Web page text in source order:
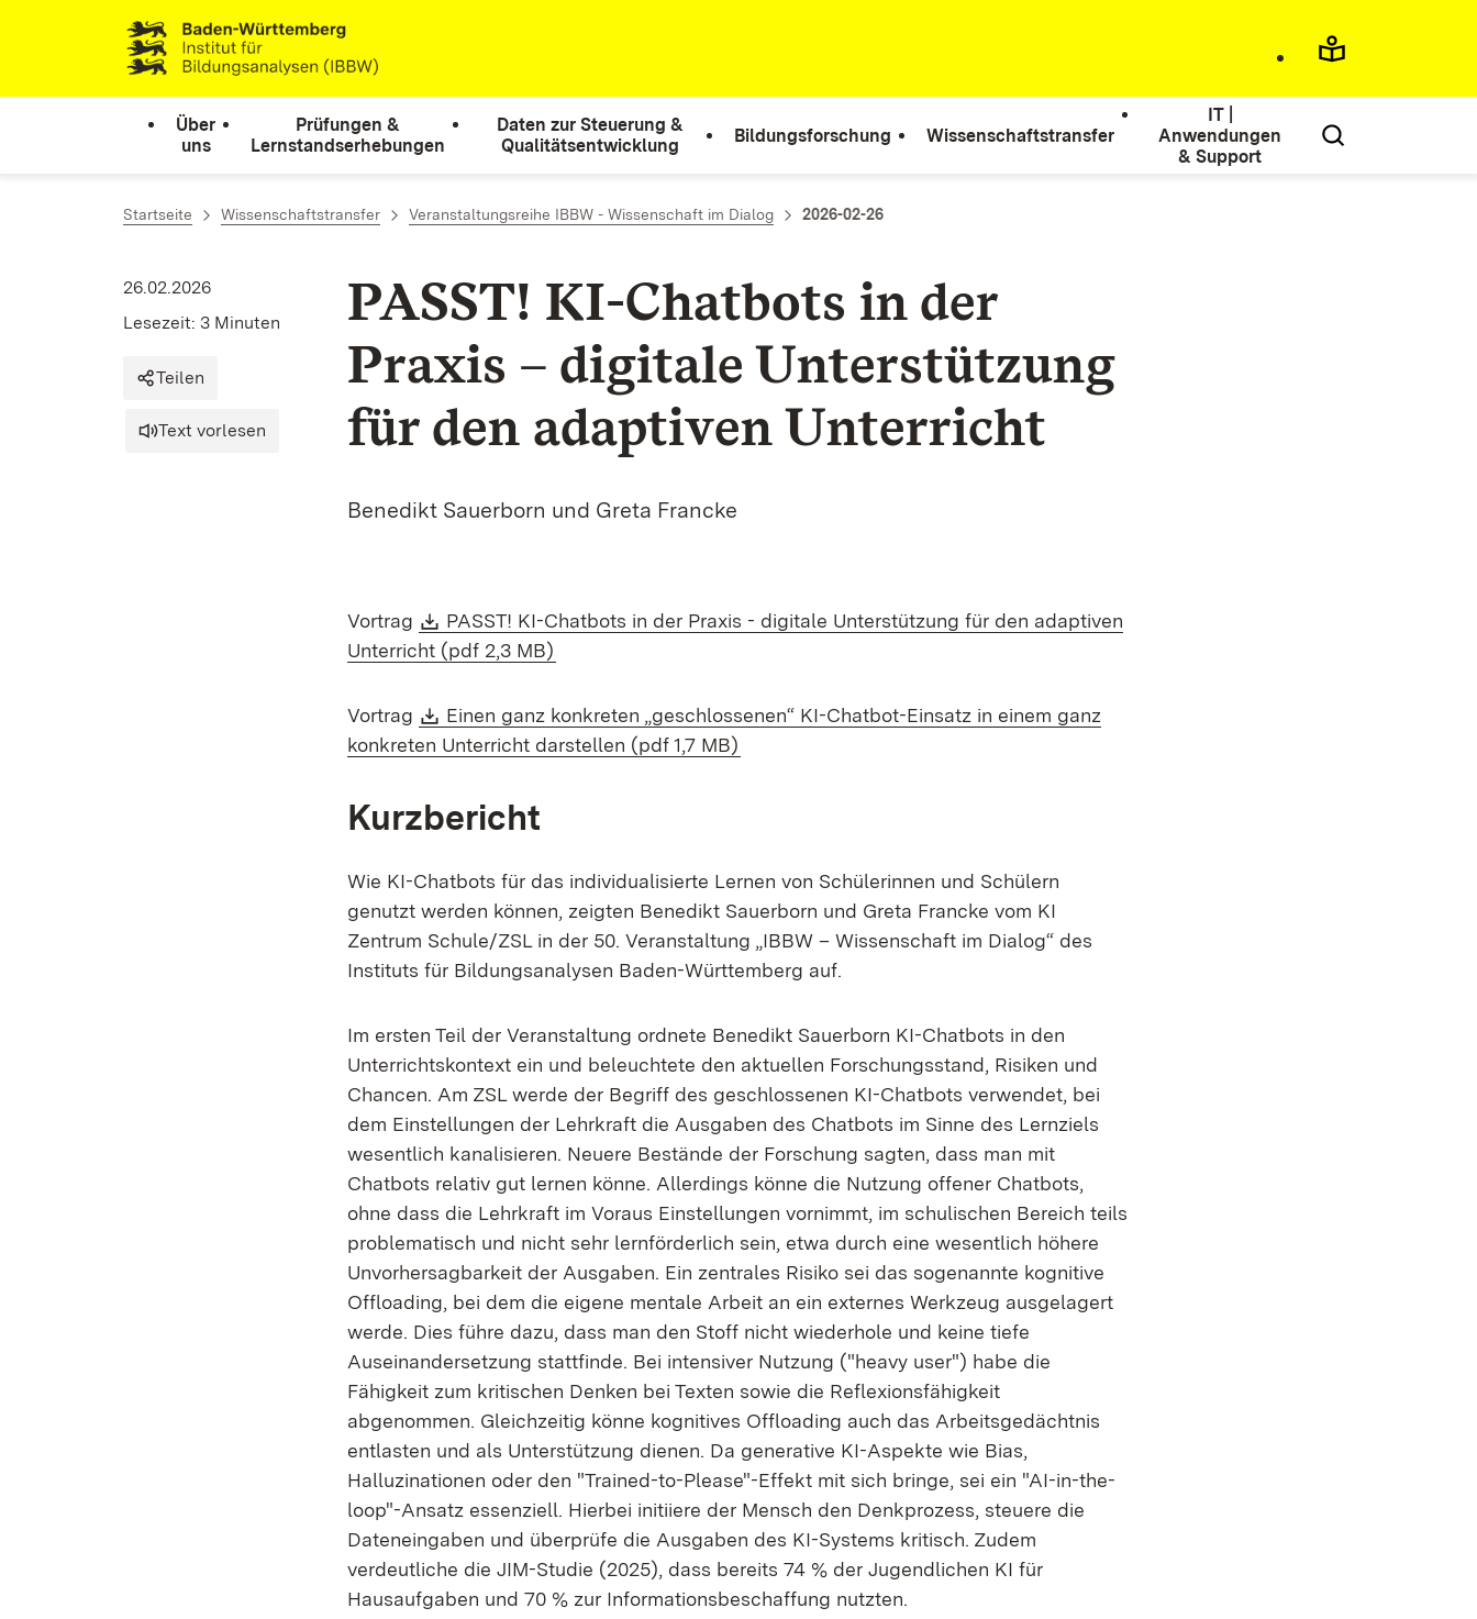
Zum Inhalt springen
Link zur Startseite
Über
uns
Prüfungen &
Lernstandserhebungen
Daten zur Steuerung &
Qualitätsentwicklung
Bildungsforschung Wissenschaftstransfer
IT |
Anwendungen
& Support
Startseite Wissenschaftstransfer Veranstaltungsreihe IBBW - Wissenschaft im Dialog 2026-02-26
PASST! KI-Chatbots in der
Praxis – digitale Unterstützung
für den adaptiven Unterricht
Benedikt Sauerborn und Greta Francke
26.02.2026
Lesezeit: 3 Minuten
Teilen
Text vorlesen
Vortrag Download:
PASST! KI-Chatbots in der Praxis - digitale Unterstützung für den adaptiven
Unterricht (pdf 2,3 MB)
Vortrag Download:
Einen ganz konkreten „geschlossenen“ KI-Chatbot-Einsatz in einem ganz
konkreten Unterricht darstellen (pdf 1,7 MB)
Kurzbericht
Wie KI-Chatbots für das individualisierte Lernen von Schülerinnen und Schülern
genutzt werden können, zeigten Benedikt Sauerborn und Greta Francke vom KI
Zentrum Schule/ZSL in der 50. Veranstaltung „IBBW – Wissenschaft im Dialog“ des
Instituts für Bildungsanalysen Baden-Württemberg auf.
Im ersten Teil der Veranstaltung ordnete Benedikt Sauerborn KI-Chatbots in den
Unterrichtskontext ein und beleuchtete den aktuellen Forschungsstand, Risiken und
Chancen. Am ZSL werde der Begriff des geschlossenen KI-Chatbots verwendet, bei
dem Einstellungen der Lehrkraft die Ausgaben des Chatbots im Sinne des Lernziels
wesentlich kanalisieren. Neuere Bestände der Forschung sagten, dass man mit
Chatbots relativ gut lernen könne. Allerdings könne die Nutzung offener Chatbots,
ohne dass die Lehrkraft im Voraus Einstellungen vornimmt, im schulischen Bereich teils
problematisch und nicht sehr lernförderlich sein, etwa durch eine wesentlich höhere
Unvorhersagbarkeit der Ausgaben. Ein zentrales Risiko sei das sogenannte kognitive
Offloading, bei dem die eigene mentale Arbeit an ein externes Werkzeug ausgelagert
werde. Dies führe dazu, dass man den Stoff nicht wiederhole und keine tiefe
Auseinandersetzung stattfinde. Bei intensiver Nutzung ("heavy user") habe die
Fähigkeit zum kritischen Denken bei Texten sowie die Reflexionsfähigkeit
abgenommen. Gleichzeitig könne kognitives Offloading auch das Arbeitsgedächtnis
entlasten und als Unterstützung dienen. Da generative KI-Aspekte wie Bias,
Halluzinationen oder den "Trained-to-Please"-Effekt mit sich bringe, sei ein "AI-in-the-
loop"-Ansatz essenziell. Hierbei initiiere der Mensch den Denkprozess, steuere die
Dateneingaben und überprüfe die Ausgaben des KI-Systems kritisch. Zudem
verdeutliche die JIM-Studie (2025), dass bereits 74 % der Jugendlichen KI für
Hausaufgaben und 70 % zur Informationsbeschaffung nutzten.